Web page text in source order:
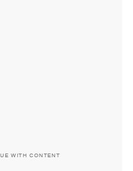
WITH CONTENT